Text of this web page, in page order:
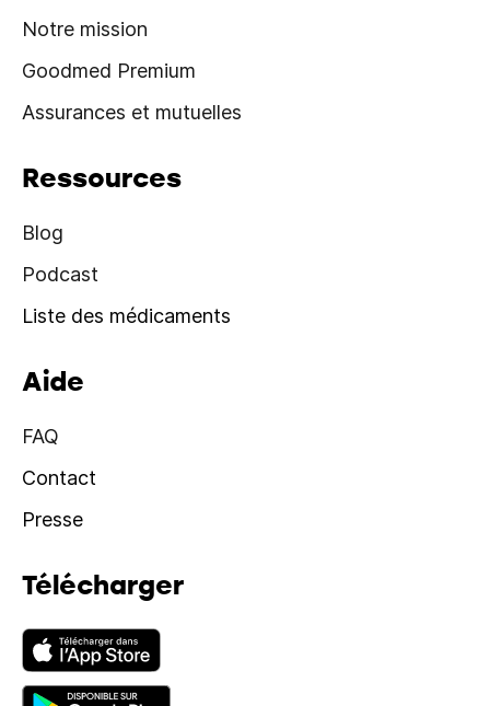
Notre mission
Goodmed Premium
Assurances et mutuelles
Ressources
Blog
Podcast
Liste des médicaments
Aide
FAQ
Contact
Presse
Télécharger